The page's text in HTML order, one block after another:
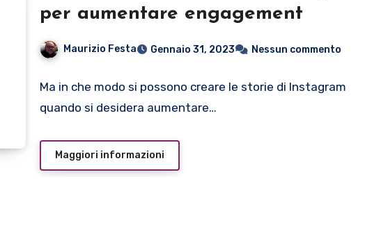
per aumentare engagement
Maurizio Festa Gennaio 31, 2023 Nessun commento
Ma in che modo si possono creare le storie di Instagram
quando si desidera aumentare…
Maggiori informazioni